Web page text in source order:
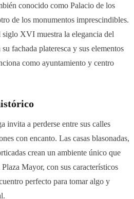
conocido como Palacio de los
de los monumentos imprescindibles.
XVI muestra la elegancia del
fachada plateresca y sus elementos
como ayuntamiento y centro
invita a perderse entre sus calles
con encanto. Las casas blasonadas,
crean un ambiente único que
Mayor, con sus característicos
perfecto para tomar algo y